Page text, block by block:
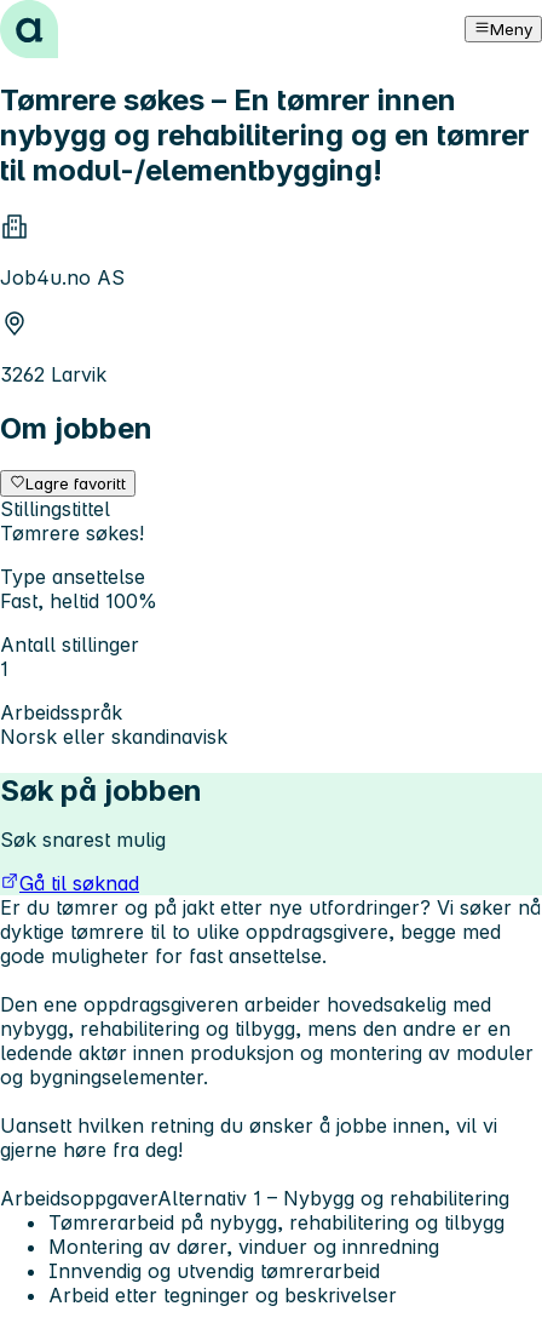
Hopp til innhold Meny
Tømrere søkes – En tømrer innen
nybygg og rehabilitering og en tømrer
til modul-/elementbygging!
Job4u.no AS
3262 Larvik
Om jobben
Lagre favoritt
Stillingstittel
Tømrere søkes!
Type ansettelse
Fast, heltid 100%
Antall stillinger
1
Arbeidsspråk
Norsk eller skandinavisk
Søk på jobben
Søk snarest mulig
Gå til søknad
Er du tømrer og på jakt etter nye utfordringer? Vi søker nå
dyktige tømrere til to ulike oppdragsgivere, begge med
gode muligheter for fast ansettelse.
Den ene oppdragsgiveren arbeider hovedsakelig med
nybygg, rehabilitering og tilbygg, mens den andre er en
ledende aktør innen produksjon og montering av moduler
og bygningselementer.
Uansett hvilken retning du ønsker å jobbe innen, vil vi
gjerne høre fra deg!
ArbeidsoppgaverAlternativ 1 – Nybygg og rehabilitering
Tømrerarbeid på nybygg, rehabilitering og tilbygg
Montering av dører, vinduer og innredning
Innvendig og utvendig tømrerarbeid
Arbeid etter tegninger og beskrivelser